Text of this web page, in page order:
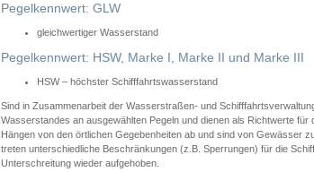
Pegelkennwert: GLW
gleichwertiger Wasserstand
Pegelkennwert: HSW, Marke I, Marke II und Marke III
HSW – höchster Schifffahrtswasserstand
Sind in Zusammenarbeit der Wasserstraßen- und
Wasserstandes an ausgewählten Pegeln und dienen als Richtwerte
Hängen von den örtlichen Gegebenheiten ab und sind von Gewässer
treten unterschiedliche Beschränkungen (z.B. Sperrungen) für die
Unterschreitung wieder aufgehoben.